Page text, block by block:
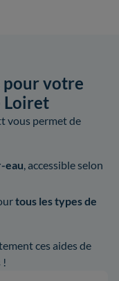
pour votre
Loiret
vous permet de
eau, accessible selon
tous les types de
ces aides de
!